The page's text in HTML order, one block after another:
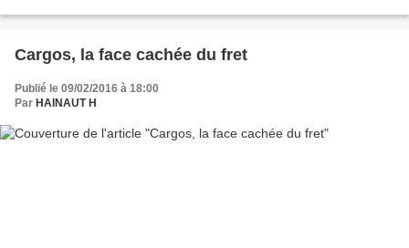
Cargos, la face cachée du fret
Publié le 09/02/2016 à 18:00
Par HAINAUT H